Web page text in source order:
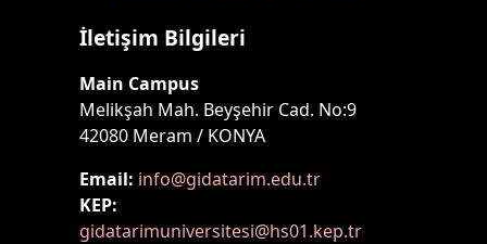
İletişim Bilgileri
Main Campus
Melikşah Mah. Beyşehir Cad. No:9
42080 Meram / KONYA
Email: info@gidatarim.edu.tr
KEP:
gidatarimuniversitesi@hs01.kep.tr